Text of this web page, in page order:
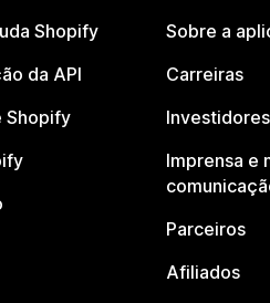
Shopify
da API
Shopify
Sobre a
Carreiras
Investidores
Imprensa e
Parceiros
Afiliados